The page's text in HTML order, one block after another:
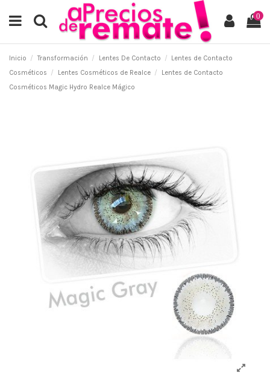
0
Inicio Transformación Lentes De Contacto
Lentes de Contacto
Cosméticos
Lentes Cosméticos de Realce
Lentes de Contacto
Cosméticos Magic Hydro Realce Mágico